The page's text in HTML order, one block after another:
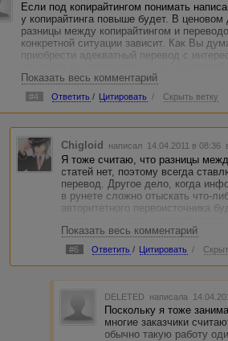
Если под копирайтингом понимать
у копирайтинга повыше будет. В ценовом
разницы между копирайтингом и
конкретной ситуации зависит. Как Вы
приобрести адекватный перевод с
подрихтованный гуглоперевод, где-
исковерканное (шоб уникальней было),
фантазией своей буйной разбавлены...
Показать весь комментарий
#4 Ответить / Цитировать / Скрыть ветку
Chigloid написал 14.04.2011 в 08:36
Я тоже считаю, что разницы
статей нет, поэтому всегда
перевод. Другое дело, когда
в рунете сложно отыскать что-
авторитетного первоисточника
Показать весь комментарий
#6 Ответить / Цитировать /
DELETED написала
Поскольку я тоже
многие заказчики
обычно такую работу